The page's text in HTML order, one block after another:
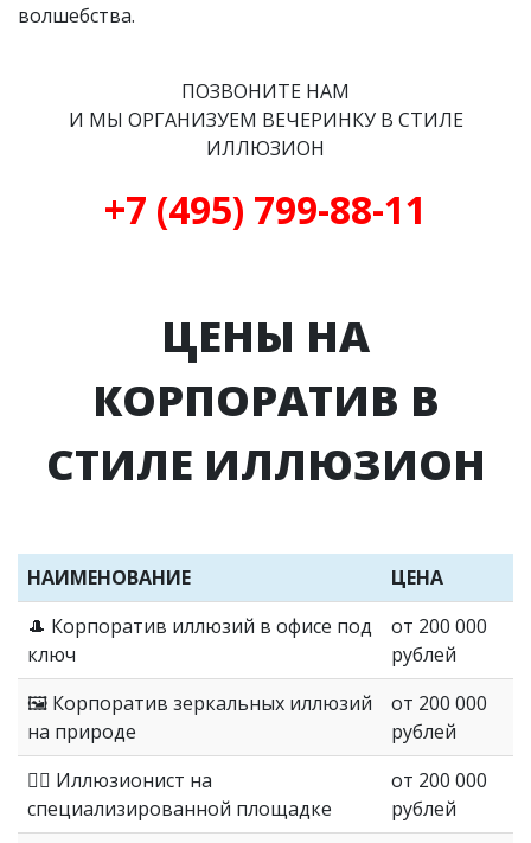
волшебства.
ПОЗВОНИТЕ НАМ
И МЫ ОРГАНИЗУЕМ ВЕЧЕРИНКУ В СТИЛЕ
ИЛЛЮЗИОН
+7 (495) 799-88-11
ЦЕНЫ НА
КОРПОРАТИВ В
СТИЛЕ ИЛЛЮЗИОН
НАИМЕНОВАНИЕ
ЦЕНА
🎩 Корпоратив иллюзий в офисе под
ключ
от 200 000
рублей
🖼 Корпоратив зеркальных иллюзий
на природе
от 200 000
рублей
🧙‍♂️ Иллюзионист на
специализированной площадке
от 200 000
рублей